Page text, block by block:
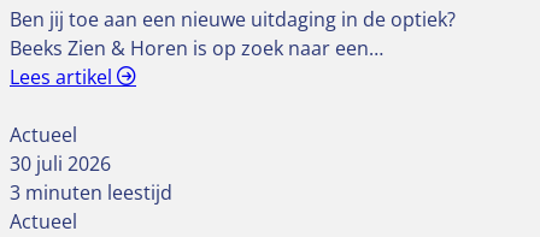
Ben jij toe aan een nieuwe uitdaging in de optiek?
Beeks Zien & Horen is op zoek naar een…
Lees artikel
Actueel
30 juli 2026
3 minuten leestijd
Actueel